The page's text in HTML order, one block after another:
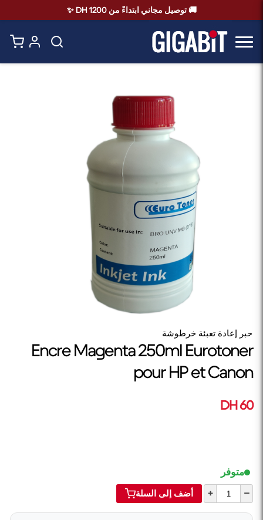
🚚 توصيل مجاني ابتداءً من 1200 DH ✨
حبر إعادة تعبئة خرطوشة
Encre Magenta 250ml Eurotoner
pour HP et Canon
60 DH
متوفر
–
+ أضف إلى السلة